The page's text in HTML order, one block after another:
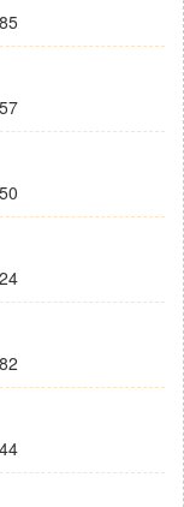
Express 6.
Microsoft Mim
'attachment', fi